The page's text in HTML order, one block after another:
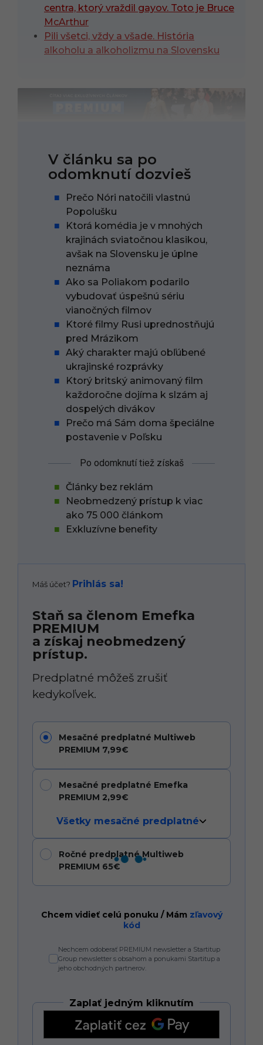
centra, ktorý vraždil gayov. Toto je Bruce
McArthur
Pili všetci, vždy a všade. História
alkoholu a alkoholizmu na Slovensku
V článku sa po
odomknutí dozvieš
Prečo Nóri natočili vlastnú
Popolušku
Ktorá komédia je v mnohých
krajinách sviatočnou klasikou,
avšak na Slovensku je úplne
neznáma
Ako sa Poliakom podarilo
vybudovať úspešnú sériu
vianočných filmov
Ktoré filmy Rusi uprednostňujú
pred Mrázikom
Aký charakter majú obľúbené
ukrajinské rozprávky
Ktorý britský animovaný film
každoročne dojíma k slzám aj
dospelých divákov
Prečo má Sám doma špeciálne
postavenie v Poľsku
Po odomknutí tiež získaš
Články bez reklám
Neobmedzený prístup k viac
ako 75 000 článkom
Exkluzívne benefity
Máš účet? Prihlás sa!
Staň sa členom Emefka
PREMIUM
a získaj neobmedzený
prístup.
Predplatné môžeš zrušiť
kedykoľvek.
Mesačné predplatné Multiweb
PREMIUM 7,99€
Mesačné predplatné Emefka
PREMIUM 2,99€
Všetky mesačné predplatné
Ročné predplatné Multiweb
PREMIUM 65€
Chcem vidieť celú ponuku / Mám zľavový
kód
Nechcem odoberať PREMIUM newsletter a Startitup
Group newsletter s obsahom a ponukami Startitup a
jeho obchodných partnerov.
Zaplať jedným kliknutím